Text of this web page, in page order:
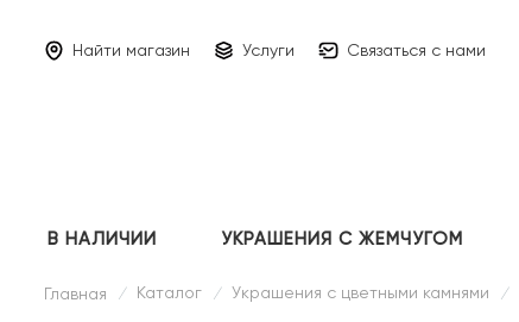
Найти магазин Услуги Связаться с нами
В НАЛИЧИИ УКРАШЕНИЯ С ЖЕМЧУГОМ
Главная / Каталог / Украшения с цветными камнями /